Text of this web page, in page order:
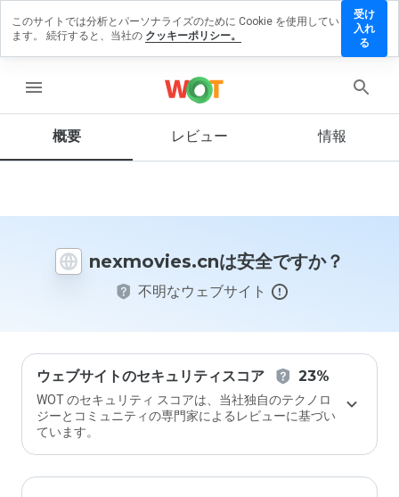
menu
概要 レビュー 情報
nexmovies.cnは安全ですか？
不明なウェブサイト
ウェブサイトのセキュリティスコア 23%
WOT のセキュリティ スコアは、当社独自のテクノロ
ジーとコミュニティの専門家によるレビューに基づい
ています。
ビューを
この
イト
価し
ます
か？
このサイトでは分析とパーソナライズのために Cookie を使用してい
ます。 続行すると、当社の クッキーポリシー。
受け
入れ
る